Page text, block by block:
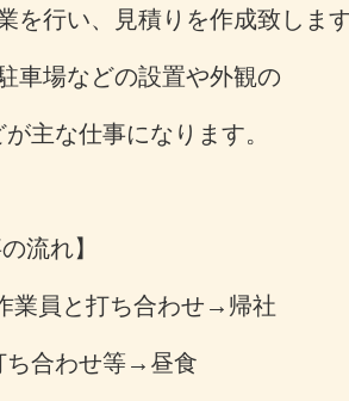
行い、見積りを作成致します
車場などの設置や外観の
主な仕事になります。
流れ】
員と打ち合わせ→帰社
合わせ等→昼食